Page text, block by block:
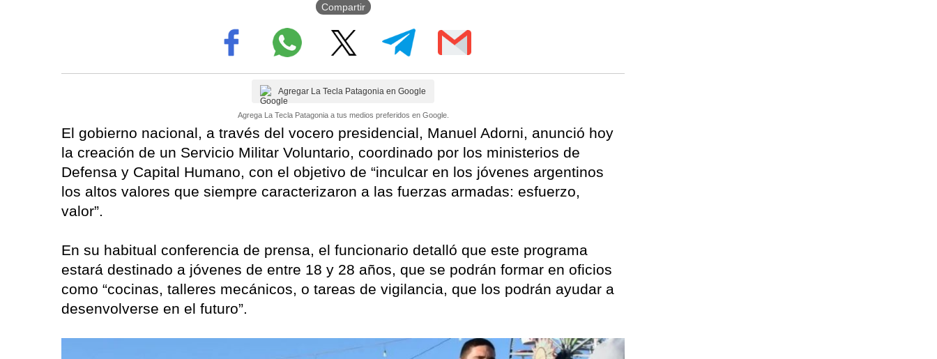
Compartir
Agregar La Tecla Patagonia en Google
Agrega La Tecla Patagonia a tus medios preferidos en Google.
El gobierno nacional, a través del vocero presidencial, Manuel Adorni, anunció hoy
la creación de un Servicio Militar Voluntario, coordinado por los ministerios de
Defensa y Capital Humano, con el objetivo de “inculcar en los jóvenes argentinos
los altos valores que siempre caracterizaron a las fuerzas armadas: esfuerzo,
valor”.
En su habitual conferencia de prensa, el funcionario detalló que este programa
estará destinado a jóvenes de entre 18 y 28 años, que se podrán formar en oficios
como “cocinas, talleres mecánicos, o tareas de vigilancia, que los podrán ayudar a
desenvolverse en el futuro”.